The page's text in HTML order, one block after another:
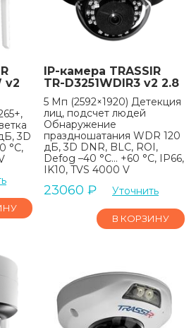
v2
3D
°C,
IP-камера TRASSIR
TR-D3251WDIR3 v2 2.8
5 Мп (2592×1920) Детекция
лиц, подсчет людей
Обнаружение
праздношатания WDR 120
дБ, 3D DNR, BLC, ROI,
Defog –40 °C… +60 °C, IP66,
IK10, TVS 4000 V
23060 ₽ Уточнить
В КОРЗИНУ